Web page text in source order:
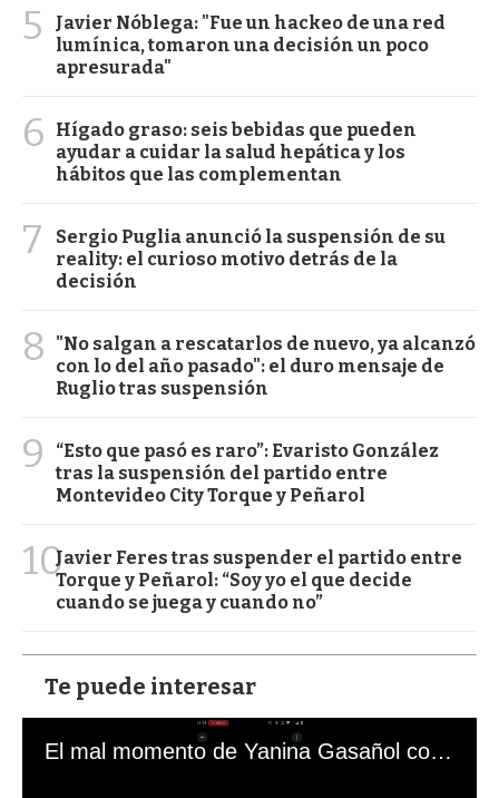
5
Javier Nóblega: "Fue un hackeo de una red
lumínica, tomaron una decisión un poco
apresurada"
6
Hígado graso: seis bebidas que pueden
ayudar a cuidar la salud hepática y los
hábitos que las complementan
7
Sergio Puglia anunció la suspensión de su
reality: el curioso motivo detrás de la
decisión
8
"No salgan a rescatarlos de nuevo, ya alcanzó
con lo del año pasado": el duro mensaje de
Ruglio tras suspensión
9
“Esto que pasó es raro”: Evaristo González
tras la suspensión del partido entre
Montevideo City Torque y Peñarol
10Javier Feres tras suspender el partido entre
Torque y Peñarol: “Soy yo el que decide
cuando se juega y cuando no”
Te puede interesar
El mal momento de Yanina Gasañol con un hincha argentino en "Subrayado"